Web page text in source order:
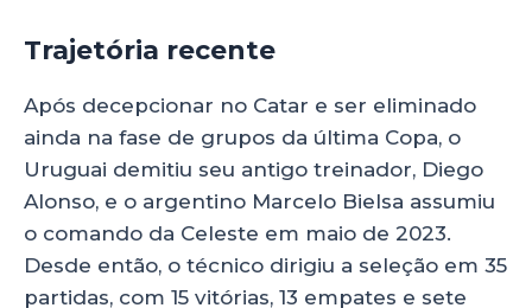
Trajetória recente
Após decepcionar no Catar e ser eliminado
ainda na fase de grupos da última Copa, o
Uruguai demitiu seu antigo treinador, Diego
Alonso, e o argentino Marcelo Bielsa assumiu
o comando da Celeste em maio de 2023.
Desde então, o técnico dirigiu a seleção em 35
partidas, com 15 vitórias, 13 empates e sete